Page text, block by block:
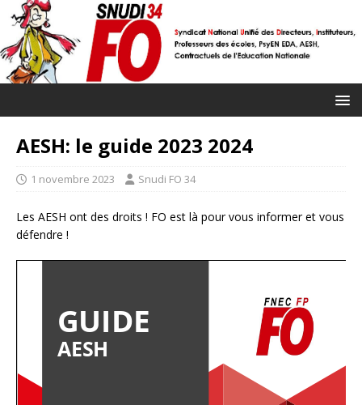
AESH: le guide 2023 2024
1 novembre 2023 Snudi FO 34
Les AESH ont des droits ! FO est là pour vous informer et vous
défendre !